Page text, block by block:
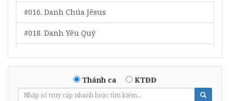
#016. Danh Chúa Jêsus
#018. Danh Yêu Quý
#020. Ngợi Khen Đấng Quân Lâm Muôn Đời
#021. Cứu Chúa Siêu Việt
Thánh ca KTĐĐ